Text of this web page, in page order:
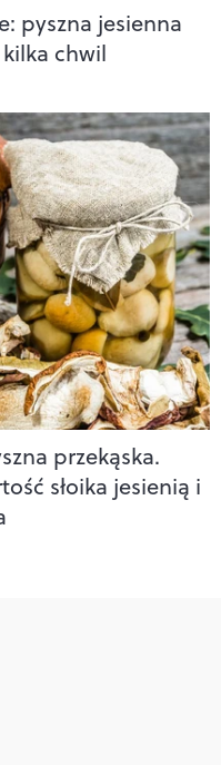
pyszna jesienna
chwil
przekąska.
słoika jesienią i